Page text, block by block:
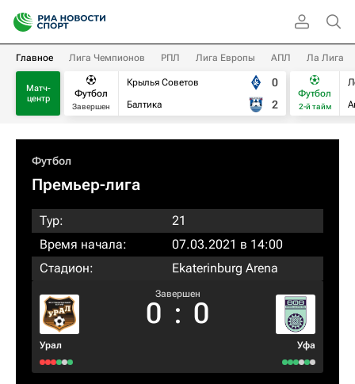
Главное Лига Чемпионов РПЛ Лига Европы АПЛ Ла Лига
Матч-
центр
Футбол
Завершен
Крылья Советов
Балтика
0
2
Футбол
2-й тайм
Футбол
Премьер-лига
Тур:
21
Время начала:
07.03.2021 в 14:00
Стадион:
Ekaterinburg Arena
Урал
Завершен
0 : 0
Уфа